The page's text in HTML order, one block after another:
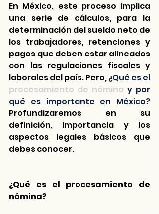
En México, este proceso implica
una serie de cálculos, para la
determinación del sueldo neto de
los trabajadores, retenciones y
pagos que deben estar alineados
con las regulaciones fiscales y
laborales del país. Pero,
procesamiento de nómina y por
qué es importante en México?
Profundizaremos en su
definición, importancia y los
aspectos legales básicos que
debes conocer.
¿Qué es el procesamiento de
nómina?